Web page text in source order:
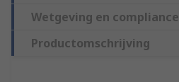
Wetgeving en compliance
Productomschrijving